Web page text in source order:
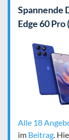
Spannende
Edge 60 Pro
Alle 18
im Beitrag .